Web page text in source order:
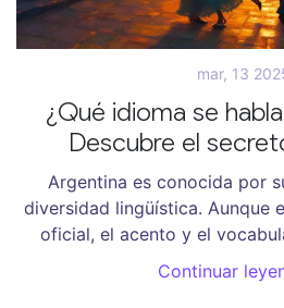
mar, 13
¿Qué idioma se
Descubre el
Argentina es conocida por
diversidad lingüística. Aunque
oficial, el acento y el
especial que lo
hispanohablantes. Este
Continuar